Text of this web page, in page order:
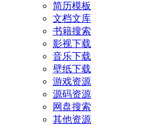
简历模板
文档文库
书籍搜索
影视下载
音乐下载
壁纸下载
游戏资源
源码资源
网盘搜索
其他资源